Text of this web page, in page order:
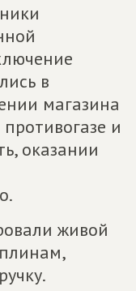
в
магазина
и
оказании
живой